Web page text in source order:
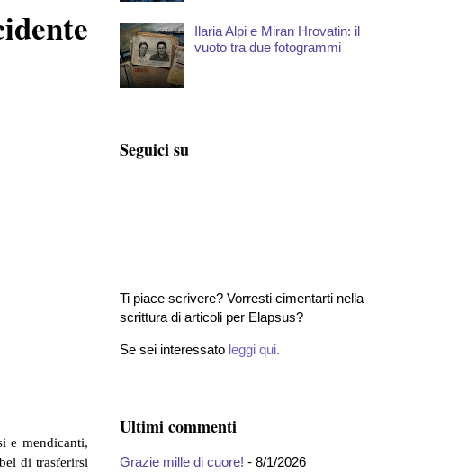
e mendicanti,
di trasferirsi
Ilaria Alpi e Miran Hrovatin: il
vuoto tra due fotogrammi
Seguici su
Ti piace scrivere? Vorresti cimentarti nella
scrittura di articoli per Elapsus?
Se sei interessato leggi qui.
Ultimi commenti
Grazie mille di cuore! - 8/1/2026